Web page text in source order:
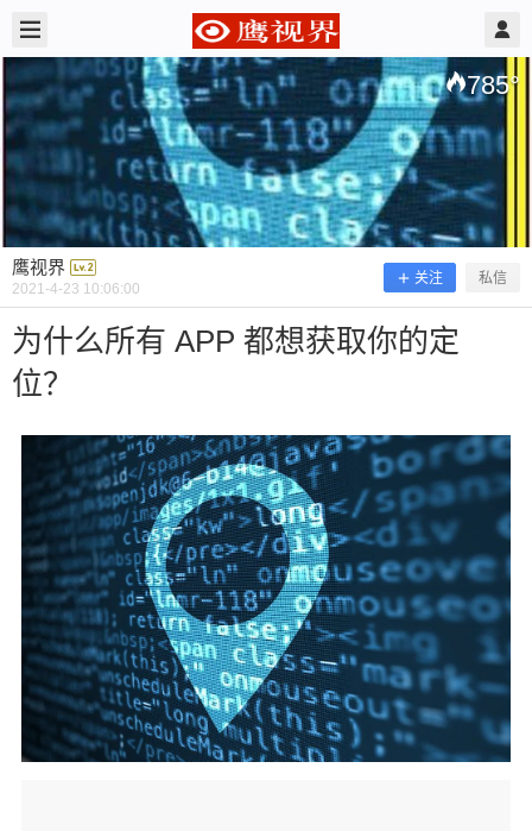
785°
鹰视界
2021-4-23 10:06:00
关注 私信
为什么所有 APP 都想获取你的定
位？
鹰视界 @ 鹰视界 2021/4/23
为什么所有 APP 都想获取你的定位？
「核心提示」 手机不离身，已经成了人们生活的一
种常态，然而这种常态也为用户的隐私泄露，尤其
是位置信息的泄露，提供了条件。豹变测试了30款
头部APP，发现这些APP无一例外都申请了定位权
限。为什么所有APP都想要你的定位？ 文章来
源 | 豹变 作者 | 潘涛 编辑 | 刘杨 “平均每部手机每天
会被 APP定位3691次，相册和个人文件每天被APP
访问2432次，APP在后台每天尝试悄悄地启动783
次，有超过40万个APP可以直接读取用户的剪切
扫描二维码继续阅读